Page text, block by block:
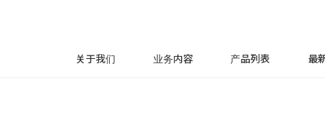
关于我们 业务内容 产品列表 最